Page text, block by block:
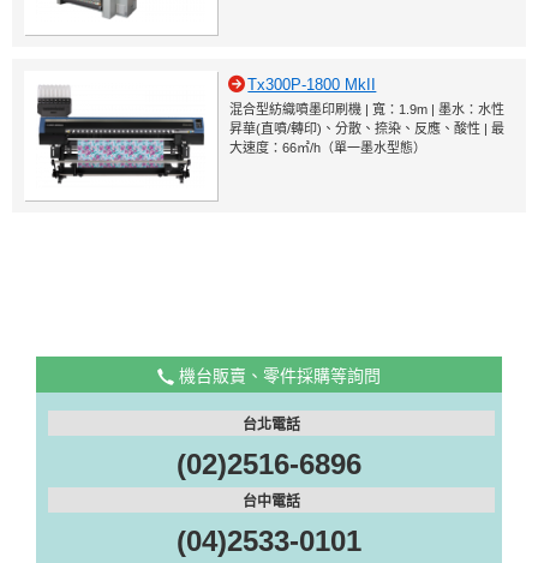
Tx300P-1800 MkII
混合型紡織噴墨印刷機 | 寬：1.9m | 墨水：水性
昇華(直噴/轉印)、分散、捺染、反應、酸性 | 最
大速度：66㎡/h（單一墨水型態）
機台販賣、零件採購等詢問
台北電話
(02)2516-6896
台中電話
(04)2533-0101